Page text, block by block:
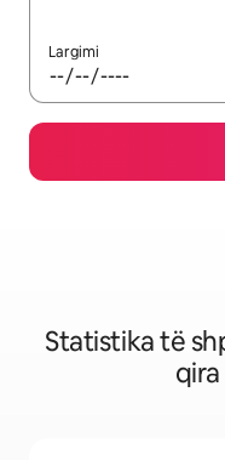
Largimi
Statistika të